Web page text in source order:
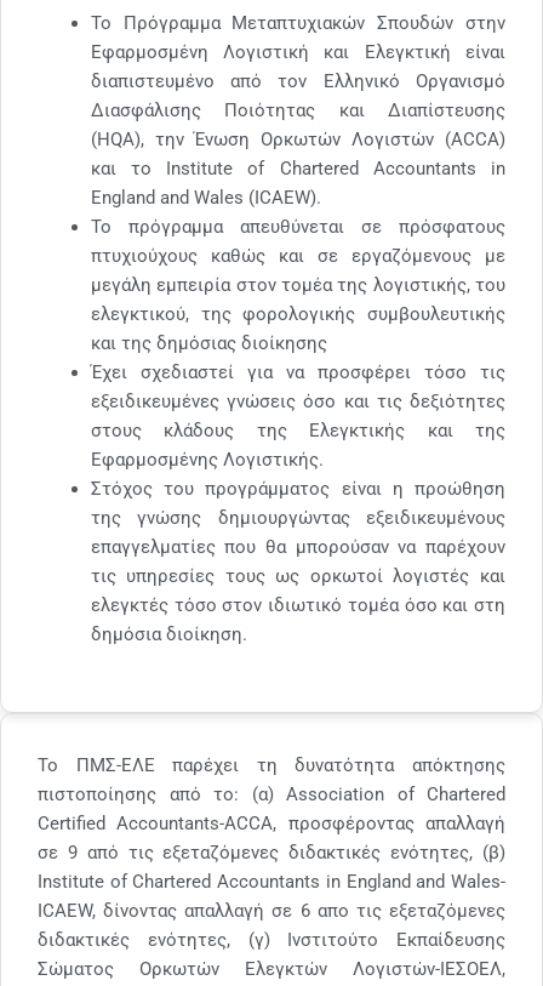
Το Πρόγραμμα Μεταπτυχιακών Σπουδών στην
Εφαρμοσμένη Λογιστική και Ελεγκτική είναι
διαπιστευμένο από τον Ελληνικό Οργανισμό
Διασφάλισης Ποιότητας και Διαπίστευσης
(HQA), την Ένωση Ορκωτών Λογιστών (ACCA)
και το Institute of Chartered Accountants in
England and Wales (ICAEW).
Το πρόγραμμα απευθύνεται σε πρόσφατους
πτυχιούχους καθώς και σε εργαζόμενους με
μεγάλη εμπειρία στον τομέα της λογιστικής, του
ελεγκτικού, της φορολογικής συμβουλευτικής
και της δημόσιας διοίκησης
Έχει σχεδιαστεί για να προσφέρει τόσο τις
εξειδικευμένες γνώσεις όσο και τις δεξιότητες
στους κλάδους της Ελεγκτικής και της
Εφαρμοσμένης Λογιστικής.
Στόχος του προγράμματος είναι η προώθηση
της γνώσης δημιουργώντας εξειδικευμένους
επαγγελματίες που θα μπορούσαν να παρέχουν
τις υπηρεσίες τους ως ορκωτοί λογιστές και
ελεγκτές τόσο στον ιδιωτικό τομέα όσο και στη
δημόσια διοίκηση.
Το ΠΜΣ-ΕΛΕ παρέχει τη δυνατότητα απόκτησης
πιστοποίησης από το: (α) Association of Chartered
Certified Accountants-ACCA, προσφέροντας απαλλαγή
σε 9 από τις εξεταζόμενες διδακτικές ενότητες, (β)
Institute of Chartered Accountants in England and Wales-
ICAEW, δίνοντας απαλλαγή σε 6 απο τις εξεταζόμενες
διδακτικές ενότητες, (γ) Ινστιτούτο Εκπαίδευσης
Σώματος Ορκωτών Ελεγκτών Λογιστών-ΙΕΣΟΕΛ,